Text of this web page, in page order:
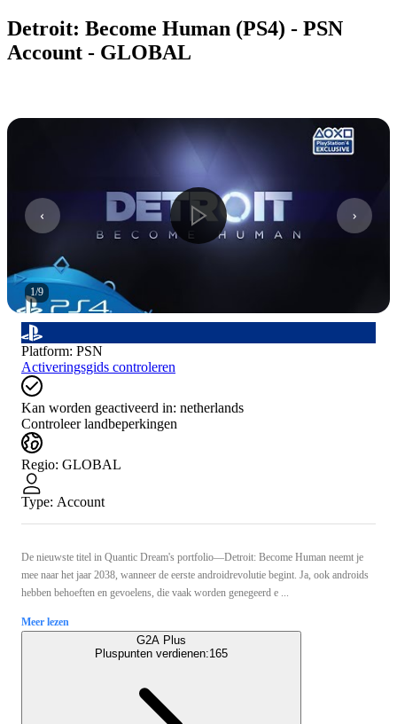
Detroit: Become Human (PS4) - PSN
Account - GLOBAL
1/9
Platform: PSN
Activeringsgids controleren
Kan worden geactiveerd in: netherlands
Controleer landbeperkingen
Regio: GLOBAL
Type: Account
De nieuwste titel in Quantic Dream's portfolio—Detroit: Become Human neemt je
mee naar het jaar 2038, wanneer de eerste androidrevolutie begint. Ja, ook androids
hebben behoeften en gevoelens, die vaak worden genegeerd e ...
Meer lezen
G2A Plus
Pluspunten verdienen:165